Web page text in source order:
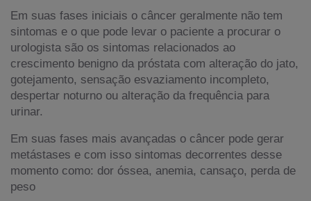
Em suas fases iniciais o câncer geralmente não tem
sintomas e o que pode levar o paciente a procurar o
urologista são os sintomas relacionados ao
crescimento benigno da próstata com alteração do jato,
gotejamento, sensação esvaziamento incompleto,
despertar noturno ou alteração da frequência para
urinar.
Em suas fases mais avançadas o câncer pode gerar
metástases e com isso sintomas decorrentes desse
momento como: dor óssea, anemia, cansaço, perda de
peso